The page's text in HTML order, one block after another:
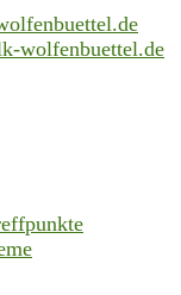
wolfenbuettel.de